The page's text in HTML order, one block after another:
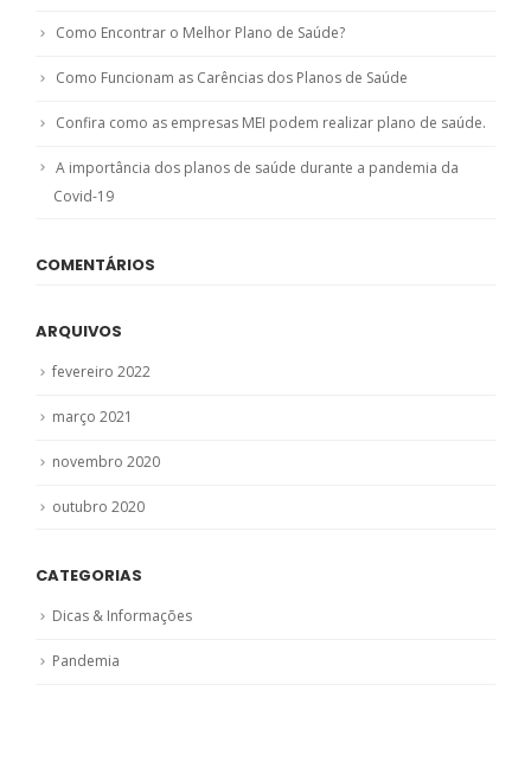
Como Encontrar o Melhor Plano de Saúde?
Como Funcionam as Carências dos Planos de Saúde
Confira como as empresas MEI podem realizar plano de saúde.
A importância dos planos de saúde durante a pandemia da
Covid-19
COMENTÁRIOS
ARQUIVOS
fevereiro 2022
março 2021
novembro 2020
outubro 2020
CATEGORIAS
Dicas & Informações
Pandemia